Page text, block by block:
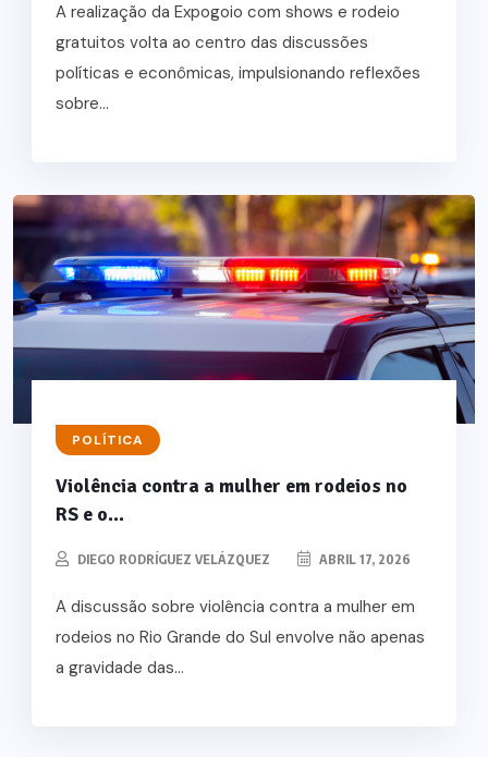
A realização da Expogoio com shows e rodeio
gratuitos volta ao centro das discussões
políticas e econômicas, impulsionando reflexões
sobre...
POLÍTICA
Violência contra a mulher em rodeios no
RS e o...
DIEGO RODRÍGUEZ VELÁZQUEZ ABRIL 17, 2026
A discussão sobre violência contra a mulher em
rodeios no Rio Grande do Sul envolve não apenas
a gravidade das...